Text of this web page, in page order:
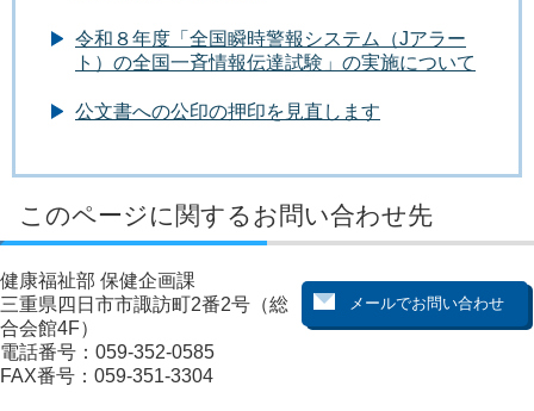
令和８年度「全国瞬時警報システム（Jアラー
ト）の全国一斉情報伝達試験」の実施について
公文書への公印の押印を見直します
このページに関するお問い合わせ先
健康福祉部 保健企画課
三重県四日市市諏訪町2番2号（総
合会館4F）
電話番号：059-352-0585
FAX番号：059-351-3304